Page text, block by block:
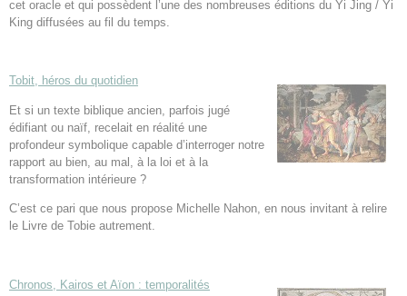
cet oracle et qui possèdent l’une des nombreuses éditions du Yi Jing / Yi
King diffusées au fil du temps.
Tobit, héros du quotidien
Et si un texte biblique ancien, parfois jugé
édifiant ou naïf, recelait en réalité une
profondeur symbolique capable d’interroger notre
rapport au bien, au mal, à la loi et à la
transformation intérieure ?
C’est ce pari que nous propose Michelle Nahon, en nous invitant à relire
le Livre de Tobie autrement.
Chronos, Kairos et Aïon : temporalités